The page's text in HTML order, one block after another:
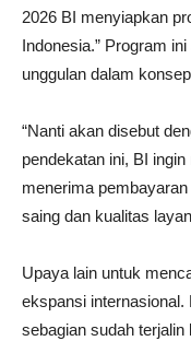
2026 BI menyiapkan
Indonesia.” Program
unggulan dalam
“Nanti akan disebut
pendekatan ini, BI
menerima
saing dan kualitas
Upaya lain untuk
ekspansi internasional.
sebagian sudah